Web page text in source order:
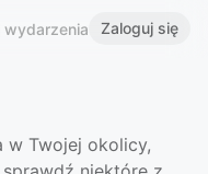
Zaloguj się
w Twojej okolicy,